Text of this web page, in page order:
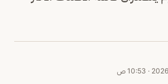
· 10:53 ص